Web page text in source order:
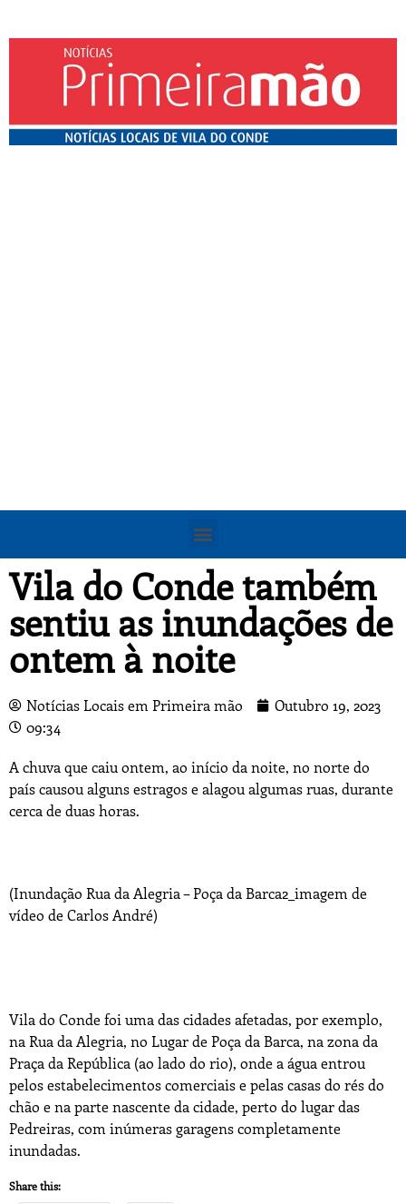
Vila do Conde também
sentiu as inundações de
ontem à noite
Notícias Locais em Primeira mão
Outubro 19, 2023
09:34
A chuva que caiu ontem, ao início da noite, no norte do
país causou alguns estragos e alagou algumas ruas, durante
cerca de duas horas.
(Inundação Rua da Alegria – Poça da Barca2_imagem de
vídeo de Carlos André)
Vila do Conde foi uma das cidades afetadas, por exemplo,
na Rua da Alegria, no Lugar de Poça da Barca, na zona da
Praça da República (ao lado do rio), onde a água entrou
pelos estabelecimentos comerciais e pelas casas do rés do
chão e na parte nascente da cidade, perto do lugar das
Pedreiras, com inúmeras garagens completamente
inundadas.
Share this: